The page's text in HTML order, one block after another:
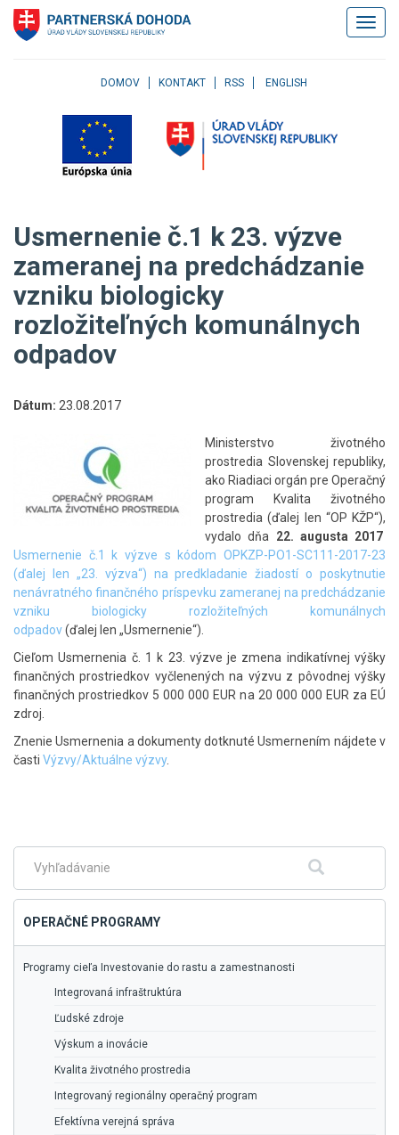
Klávesové
skratky
Skočiť
menu
na
užívateľské
menu
Skočiť
pätičku
DOMOV KONTAKT RSS ENGLISH
Usmernenie č.1 k 23. výzve
zameranej na predchádzanie
vzniku biologicky
rozložiteľných komunálnych
odpadov
Dátum: 23.08.2017
Ministerstvo životného
prostredia Slovenskej republiky,
ako Riadiaci orgán pre Operačný
program Kvalita životného
prostredia (ďalej len “OP KŽP“),
vydalo dňa 22. augusta 2017
Usmernenie č.1 k výzve s kódom OPKZP-PO1-SC111-2017-23
(ďalej len „23. výzva“) na predkladanie žiadostí o poskytnutie
nenávratného finančného príspevku zameranej na predchádzanie
vzniku biologicky rozložiteľných komunálnych
odpadov(ďalej len „Usmernenie“).
Cieľom Usmernenia č. 1 k 23. výzve je zmena indikatívnej výšky
finančných prostriedkov vyčlenených na výzvu z pôvodnej výšky
finančných prostriedkov 5 000 000 EUR na 20 000 000 EUR za EÚ
zdroj.
Znenie Usmernenia a dokumenty dotknuté Usmernením nájdete v
časti Výzvy/Aktuálne výzvy.
hlavné
menu
Fulltextové
Hľadať
OPERAČNÉ PROGRAMY
Programy cieľa Investovanie do rastu a zamestnanosti
Integrovaná infraštruktúra
Ľudské zdroje
Výskum a inovácie
Kvalita životného prostredia
Integrovaný regionálny operačný program
Efektívna verejná správa